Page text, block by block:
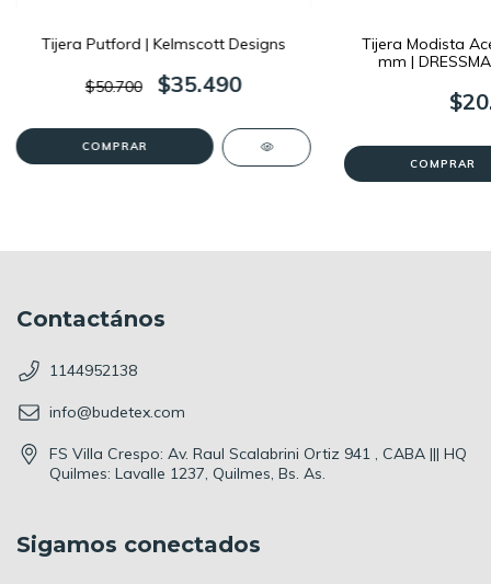
Tijera Putford | Kelmscott Designs
$50.700 $35.490
COMPRAR
Tijera Modista
mm |
COMPRAR
Contactános
1144952138
info@budetex.com
FS Villa Crespo: Av. Raul Scalabrini Ortiz 941 , CABA ||| HQ
Quilmes: Lavalle 1237, Quilmes, Bs. As.
Sigamos conectados